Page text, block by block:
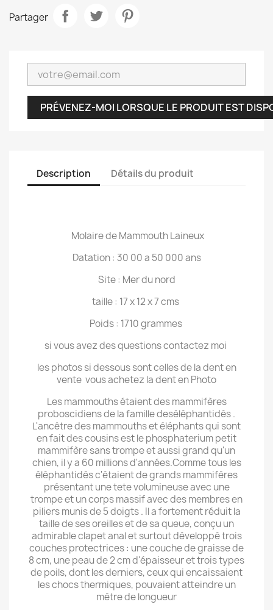
Partager
PRÉVENEZ-MOI LORSQUE LE PRODUIT EST
Description Détails du produit
Molaire de Mammouth Laineux
Datation : 30 00 a 50 000 ans
Site : Mer du nord
taille : 17 x 12 x 7 cms
Poids : 1710 grammes
si vous avez des questions contactez moi
les photos si dessous sont celles de la dent en
vente vous achetez la dent en Photo
Les mammouths étaient des mammifères
proboscidiens de la famille deséléphantidés .
L'ancêtre des mammouths et éléphants qui sont
en fait des cousins est le phosphaterium petit
mammifère sans trompe et aussi grand qu'un
chien, il y a 60 millions d'années.Comme tous les
éléphantidés c'étaient de grands mammifères
présentant une tete volumineuse avec une
trompe et un corps massif avec des membres en
piliers munis de 5 doigts . Il a fortement réduit la
taille de ses oreilles et de sa queue, conçu un
admirable clapet anal et surtout développé trois
couches protectrices : une couche de graisse de
8 cm, une peau de 2 cm d'épaisseur et trois types
de poils, dont les derniers, ceux qui encaissaient
les chocs thermiques, pouvaient atteindre un
mètre de longueur